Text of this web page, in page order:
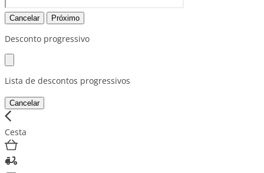
Cancelar Próximo
Desconto progressivo
Lista de descontos progressivos
Cancelar
Cesta